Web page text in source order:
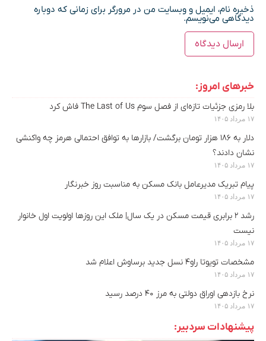
ذخیره نام، ایمیل و وبسایت من در مرورگر برای زمانی که دوباره
دیدگاهی می‌نویسم.
خبرهای امروز:
بلا رمزی جزئیات تازه‌ای از فصل سوم The Last of Us فاش کرد
۱۷ مرداد ۱۴۰۵
دلار به ۱۸۶ هزار تومان برگشت/ بازارها به توافق احتمالی هرمز چه واکنشی
نشان دادند؟
۱۷ مرداد ۱۴۰۵
پیام تبریک مدیرعامل بانک مسکن به مناسبت روز خبرنگار
۱۷ مرداد ۱۴۰۵
رشد ۲ برابری قیمت مسکن در یک سال| ملک این روزها اولویت اول خانوار
نیست
۱۷ مرداد ۱۴۰۵
مشخصات تویوتا راو۴ نسل جدید برساوش اعلام شد
۱۷ مرداد ۱۴۰۵
نرخ بازدهی اوراق دولتی به مرز ۴۰ درصد رسید
۱۷ مرداد ۱۴۰۵
پیشنهادات سردبیر: